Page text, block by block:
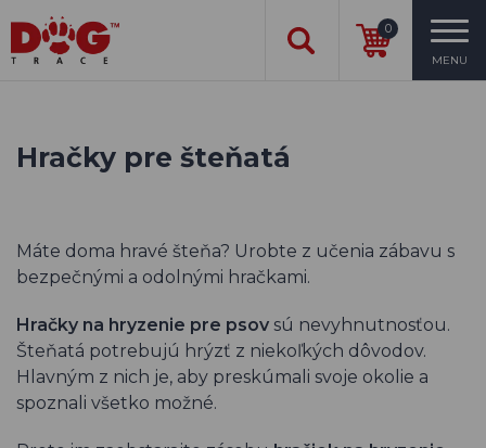
0
MENU
Hračky pre šteňatá
Máte doma hravé šteňa? Urobte z učenia zábavu s
bezpečnými a odolnými hračkami.
Hračky na hryzenie pre psov sú nevyhnutnosťou.
Šteňatá potrebujú hrýzť z niekoľkých dôvodov.
Hlavným z nich je, aby preskúmali svoje okolie a
spoznali všetko možné.